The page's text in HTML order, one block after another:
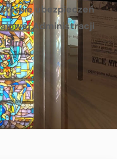
ubezpieczeń
Administracji
r.